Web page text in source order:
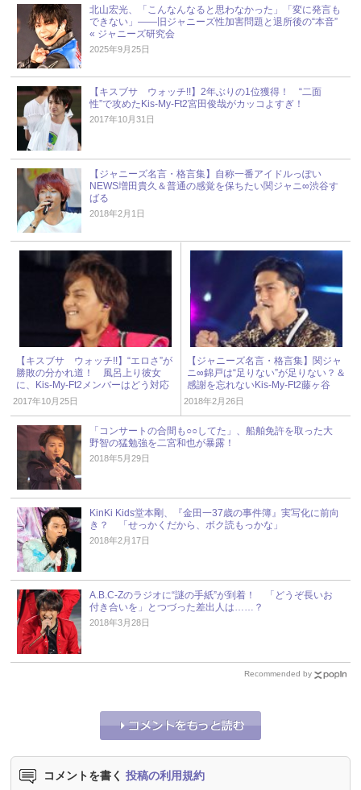
北山宏光、「こんなんなると思わなかった」「変に発言も
できない」――旧ジャニーズ性加害問題と退所後の“本音”
« ジャニーズ研究会
2025年9月25日
【キスブサ ウォッチ!!】2年ぶりの1位獲得！ “二面
性”で攻めたKis-My-Ft2宮田俊哉がカッコよすぎ！
2017年10月31日
【ジャニーズ名言・格言集】自称一番アイドルっぽい
NEWS増田貴久＆普通の感覚を保ちたい関ジャニ∞渋谷す
ばる
2018年2月1日
【キスブサ ウォッチ!!】“エロさ”が
勝敗の分かれ道！ 風呂上り彼女
に、Kis-My-Ft2メンバーはどう対応
する!?
2017年10月25日
【ジャニーズ名言・格言集】関ジャ
ニ∞錦戸は“足りない”が足りない？＆
感謝を忘れないKis-My-Ft2藤ヶ谷
2018年2月26日
「コンサートの合間も○○してた」、船舶免許を取った大
野智の猛勉強を二宮和也が暴露！
2018年5月29日
KinKi Kids堂本剛、『金田一37歳の事件簿』実写化に前向
き？ 「せっかくだから、ボク読もっかな」
2018年2月17日
A.B.C-Zのラジオに“謎の手紙”が到着！ 「どうぞ長いお
付き合いを」とつづった差出人は……？
2018年3月28日
Recommended by
コメントを書く 投稿の利用規約